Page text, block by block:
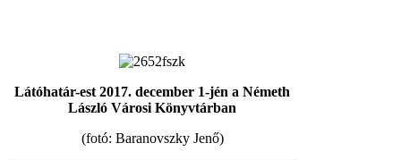
Látóhatár-est 2017. december 1-jén a Németh
László Városi Könyvtárban
(fotó: Baranovszky Jenő)